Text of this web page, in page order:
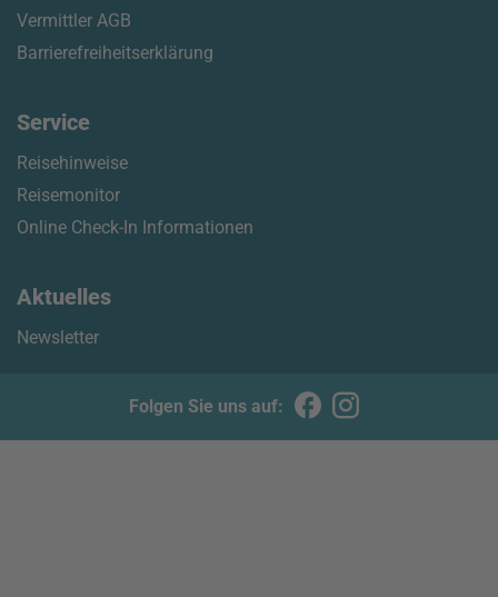
Vermittler AGB
Barrierefreiheitserklärung
Service
Reisehinweise
Reisemonitor
Online Check-In Informationen
Aktuelles
Newsletter
Folgen Sie uns auf: